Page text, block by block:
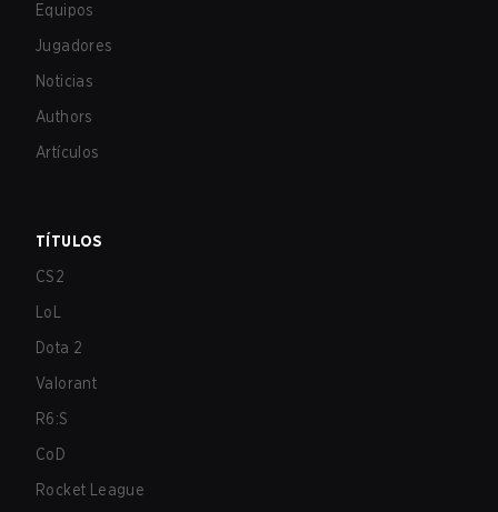
Equipos
Jugadores
Noticias
Authors
Artículos
TÍTULOS
CS2
LoL
Dota 2
Valorant
R6:S
CoD
Rocket League